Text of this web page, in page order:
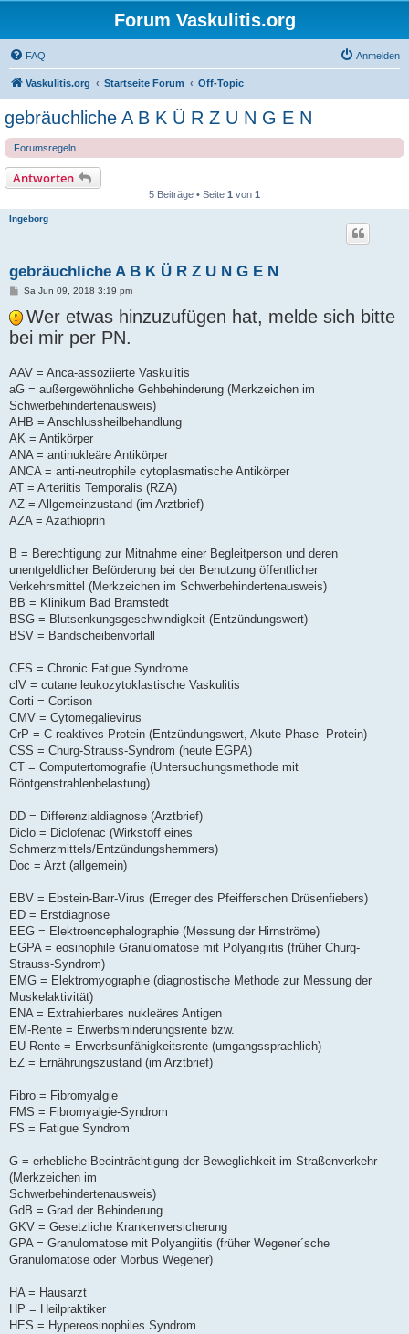
Forum Vaskulitis.org
FAQ Anmelden
Vaskulitis.org Startseite Forum Off-Topic
gebräuchliche A B K Ü R Z U N G E N
Forumsregeln
Antworten
5 Beiträge • Seite 1 von 1
Ingeborg
gebräuchliche A B K Ü R Z U N G E N
B
i
t
r
a
Sa Jun 09, 2018 3:19 pm
Wer etwas hinzuzufügen hat, melde sich bitte
bei mir per PN.
AAV = Anca-assoziierte Vaskulitis
aG = außergewöhnliche Gehbehinderung (Merkzeichen im
Schwerbehindertenausweis)
AHB = Anschlussheilbehandlung
AK = Antikörper
ANA = antinukleäre Antikörper
ANCA = anti-neutrophile cytoplasmatische Antikörper
AT = Arteriitis Temporalis (RZA)
AZ = Allgemeinzustand (im Arztbrief)
AZA = Azathioprin
B = Berechtigung zur Mitnahme einer Begleitperson und deren
unentgeldlicher Beförderung bei der Benutzung öffentlicher
Verkehrsmittel (Merkzeichen im Schwerbehindertenausweis)
BB = Klinikum Bad Bramstedt
BSG = Blutsenkungsgeschwindigkeit (Entzündungswert)
BSV = Bandscheibenvorfall
CFS = Chronic Fatigue Syndrome
clV = cutane leukozytoklastische Vaskulitis
Corti = Cortison
CMV = Cytomegalievirus
CrP = C-reaktives Protein (Entzündungswert, Akute-Phase- Protein)
CSS = Churg-Strauss-Syndrom (heute EGPA)
CT = Computertomografie (Untersuchungsmethode mit
Röntgenstrahlenbelastung)
DD = Differenzialdiagnose (Arztbrief)
Diclo = Diclofenac (Wirkstoff eines
Schmerzmittels/Entzündungshemmers)
Doc = Arzt (allgemein)
EBV = Ebstein-Barr-Virus (Erreger des Pfeifferschen Drüsenfiebers)
ED = Erstdiagnose
EEG = Elektroencephalographie (Messung der Hirnströme)
EGPA = eosinophile Granulomatose mit Polyangiitis (früher Churg-
Strauss-Syndrom)
EMG = Elektromyographie (diagnostische Methode zur Messung der
Muskelaktivität)
ENA = Extrahierbares nukleäres Antigen
EM-Rente = Erwerbsminderungsrente bzw.
EU-Rente = Erwerbsunfähigkeitsrente (umgangssprachlich)
EZ = Ernährungszustand (im Arztbrief)
Fibro = Fibromyalgie
FMS = Fibromyalgie-Syndrom
FS = Fatigue Syndrom
G = erhebliche Beeinträchtigung der Beweglichkeit im Straßenverkehr
(Merkzeichen im
Schwerbehindertenausweis)
GdB = Grad der Behinderung
GKV = Gesetzliche Krankenversicherung
GPA = Granulomatose mit Polyangiitis (früher Wegener´sche
Granulomatose oder Morbus Wegener)
HA = Hausarzt
HP = Heilpraktiker
HES = Hypereosinophiles Syndrom